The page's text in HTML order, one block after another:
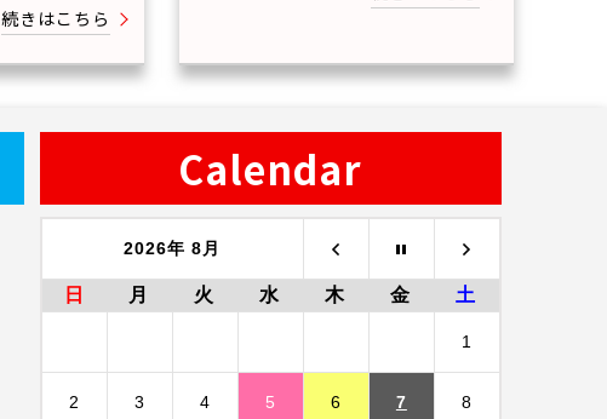
続きはこちら
Calendar
2026年 8月
日 月 火 水 木 金 土
1
2 3 4 5 6 7 8